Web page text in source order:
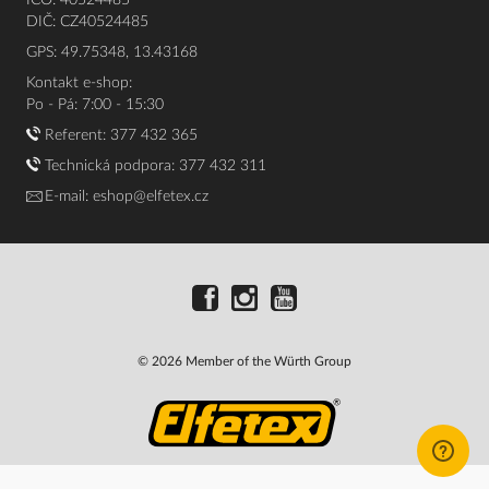
DIČ: CZ40524485
GPS: 49.75348, 13.43168
Kontakt e-shop:
Po - Pá: 7:00 - 15:30
Referent: 377 432 365
Technická podpora: 377 432 311
E-mail: eshop@elfetex.cz
© 2026 Member of the Würth Group